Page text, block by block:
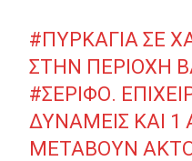
#ΠΥΡΚΑΓΙΑ ΣΕ
ΣΤΗΝ ΠΕΡΙΟΧΗ
#ΣΕΡΙΦΟ.
ΔΥΝΑΜΕΙΣ ΚΑΙ
ΜΕΤΑΒΟΥΝ